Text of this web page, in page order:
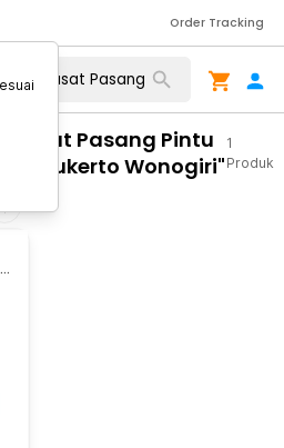
Order Tracking
Pusat Pasang Pintu
Bulukerto Wonogiri"
1
Produk